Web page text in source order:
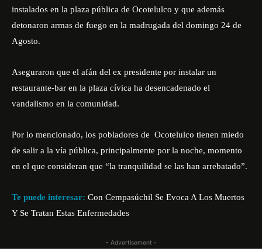
instalados en la plaza pública de Ocotelulco y que además
detonaron armas de fuego en la madrugada del domingo 24 de
Agosto.
Aseguraron que el afán del ex presidente por instalar un
restaurante-bar en la plaza cívica ha desencadenado el
vandalismo en la comunidad.
Por lo mencionado, los pobladores de Ocotelulco tienen miedo
de salir a la vía pública, principalmente por la noche, momento
en el que consideran que “la tranquilidad se las han arrebatado”.
Te puede interesar: Con Cempasúchil Se Evoca A Los Muertos
Y Se Tratan Estas Enfermedades
- Advertisement -